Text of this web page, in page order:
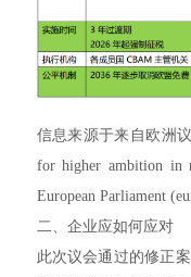
信息来源于来自欧洲
for higher ambition in
European Parliament
二、企业应如何应对
此次议会通过的修正